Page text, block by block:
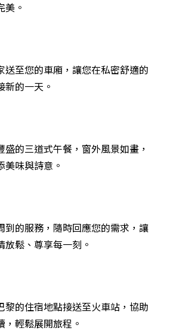
美。
送至您的車廂，讓您在私密舒適的
新的一天。
盛的三道式午餐，窗外風景如畫，
美味與詩意。
到的服務，隨時回應您的需求，讓
放鬆、尊享每一刻。
黎的住宿地點接送至火車站，協助
，輕鬆展開旅程。